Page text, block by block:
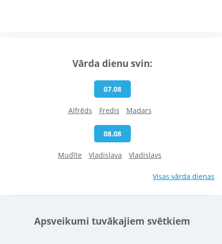
Vārda dienu svin:
07.08
Alfrēds Fredis Madars
08.08
Mudīte Vladislava Vladislavs
Visas vārda dienas
Apsveikumi tuvākajiem svētkiem